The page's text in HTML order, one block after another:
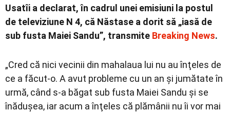
Usatîi a declarat, în cadrul unei emisiuni la postul
de televiziune N 4, că Năstase a dorit să „iasă de
sub fusta Maiei Sandu”, transmite Breaking News.
„Cred că nici vecinii din mahalaua lui nu au înţeles de
ce a făcut-o. A avut probleme cu un an şi jumătate în
urmă, când s-a băgat sub fusta Maiei Sandu şi se
înăduşea, iar acum a înţeles că plămânii nu îi vor mai